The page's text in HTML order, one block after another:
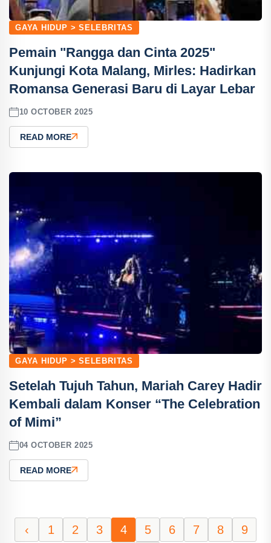
GAYA HIDUP > SELEBRITAS
Pemain "Rangga dan Cinta 2025"
Kunjungi Kota Malang, Mirles: Hadirkan
Romansa Generasi Baru di Layar Lebar
10 OCTOBER 2025
READ MORE
GAYA HIDUP > SELEBRITAS
Setelah Tujuh Tahun, Mariah Carey Hadir
Kembali dalam Konser “The Celebration
of Mimi”
04 OCTOBER 2025
READ MORE
‹ 1 2 3 4 5 6 7 8
9